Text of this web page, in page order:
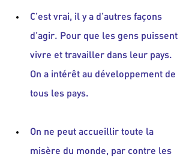
C’est vrai, il y a d’autres façons
d’agir. Pour que les gens puissent
vivre et travailler dans leur pays.
On a intérêt au développement de
tous les pays.
On ne peut accueillir toute la
misère du monde, par contre les